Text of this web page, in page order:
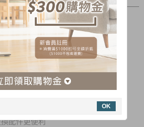
攪拌機 MG-TM2501
點心烘培的最佳幫手
，讓點心製作過程更省力
/投料/取桶使用更方便
各種攪拌轉速需求
商品使用壽命
配件更便利
OK